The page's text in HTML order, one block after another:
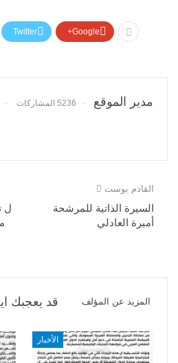
Twitter Google+
مدير الموقع 5236 المشاركات
ل
القادم بوست
السيرة الذاتية للمرشحة
أميرة العادلي
قد يعجبك المزيد عن المؤلف
الأخبار